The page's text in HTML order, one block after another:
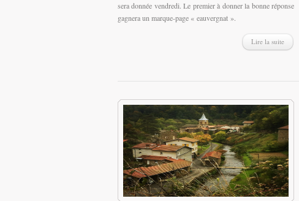
sera donnée vendredi. Le premier à donner la bonne réponse
gagnera un marque-page « eauvergnat ».
Lire la suite